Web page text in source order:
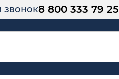
звонок8 800 333 79 25